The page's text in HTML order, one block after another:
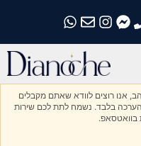
אלינו
התקשרו אלינו
התקשרו אלינו
התקשרו אלינו
התקשרו אלינו
אנו רוצים לוודא שאתם מקבלים
בלבד. נשמח לתת לכם שירות
בוואטסאפ.